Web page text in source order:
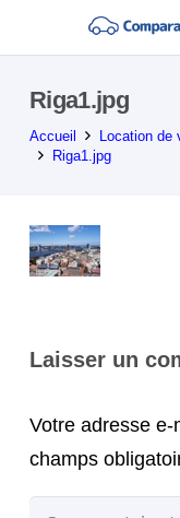
Riga1.jpg
Accueil Location de
Riga1.jpg
Laisser un
Votre adresse
champs